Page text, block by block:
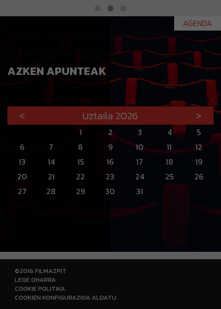
AGENDA
AZKEN APUNTEAK
< Uztaila 2026 >
1 2 3 4
5
6
7 8 9 10 11
12
13
14 15 16 17 18
19
20
21 22 23 24 25
26
27
28 29 30 31
©2016 FILMAZPIT
LEGE OHARRA
COOKIE POLITIKA
COOKIEN KONFIGURAZIOA ALDATU